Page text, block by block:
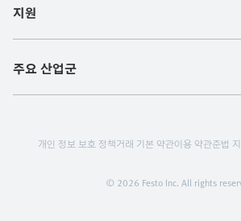
지원
주요 산업군
© 2026 Festo Inc. All rights
개인 정보 보호 정책거래 기본 약관이용 약관준법